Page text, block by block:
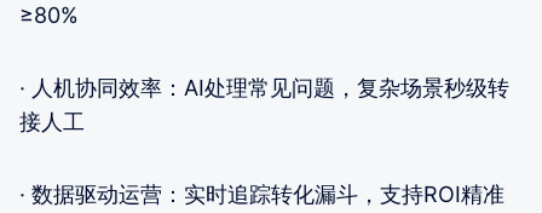
≥80%
· 人机协同效率：AI处理常见问题，复杂场景秒级转
接人工
· 数据驱动运营：实时追踪转化漏斗，支持ROI精准